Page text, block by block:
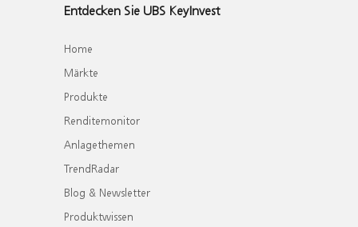
Entdecken Sie UBS KeyInvest
Home
Märkte
Produkte
Renditemonitor
Anlagethemen
TrendRadar
Blog & Newsletter
Produktwissen